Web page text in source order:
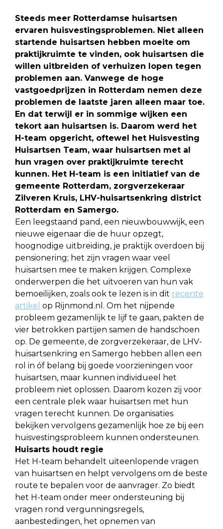
Steeds meer Rotterdamse huisartsen
ervaren huisvestingsproblemen. Niet alleen
startende huisartsen hebben moeite om
praktijkruimte te vinden, ook huisartsen die
willen uitbreiden of verhuizen lopen tegen
problemen aan. Vanwege de hoge
vastgoedprijzen in Rotterdam nemen deze
problemen de laatste jaren alleen maar toe.
En dat terwijl er in sommige wijken een
tekort aan huisartsen is. Daarom werd het
H-team opgericht, oftewel het Huisvesting
Huisartsen Team, waar huisartsen met al
hun vragen over praktijkruimte terecht
kunnen. Het H-team is een initiatief van de
gemeente Rotterdam, zorgverzekeraar
Zilveren Kruis, LHV-huisartsenkring district
Rotterdam en Samergo.
Een leegstaand pand, een nieuwbouwwijk, een
nieuwe eigenaar die de huur opzegt,
hoognodige uitbreiding, je praktijk overdoen bij
pensionering; het zijn vragen waar veel
huisartsen mee te maken krijgen. Complexe
onderwerpen die het uitvoeren van hun vak
bemoeilijken, zoals ook te lezen is in dit recente
artikel op Rijnmond.nl. Om het nijpende
probleem gezamenlijk te lijf te gaan, pakten de
vier betrokken partijen samen de handschoen
op. De gemeente, de zorgverzekeraar, de LHV-
huisartsenkring en Samergo hebben allen een
rol in óf belang bij goede voorzieningen voor
huisartsen, maar kunnen individueel het
probleem niet oplossen. Daarom kozen zij voor
een centrale plek waar huisartsen met hun
vragen terecht kunnen. De organisaties
bekijken vervolgens gezamenlijk hoe ze bij een
huisvestingsprobleem kunnen ondersteunen.
Huisarts houdt regie
Het H-team behandelt uiteenlopende vragen
van huisartsen en helpt vervolgens om de beste
route te bepalen voor de aanvrager. Zo biedt
het H-team onder meer ondersteuning bij
vragen rond vergunningsregels,
aanbestedingen, het opnemen van